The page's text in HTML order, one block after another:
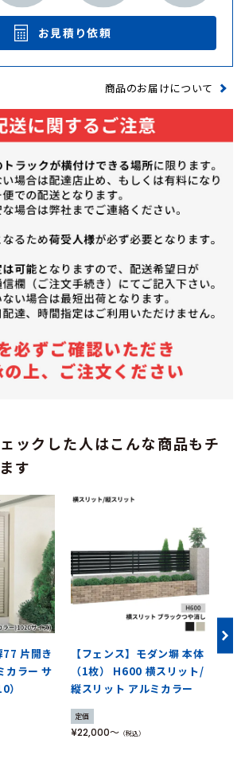
お見積り依頼
商品のお届けについて
ックした人はこんな商品もチ
す
77 片開き
カラー サ
）
【フェンス】モダン塀 本体
（1枚） H600 横スリット/
縦スリット アルミカラー
定価
¥22,000 （税込）
【